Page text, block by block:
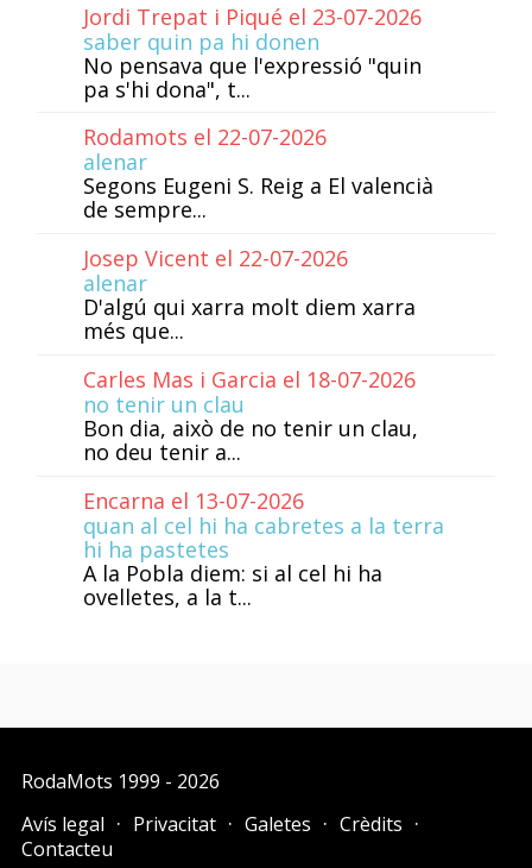
Jordi Trepat i Piqué el 23-07-2026
saber quin pa hi donen
No pensava que l'expressió "quin
pa s'hi dona", t...
Rodamots el 22-07-2026
alenar
Segons Eugeni S. Reig a El valencià
de sempre...
Josep Vicent el 22-07-2026
alenar
D'algú qui xarra molt diem xarra
més que...
Carles Mas i Garcia el 18-07-2026
no tenir un clau
Bon dia, això de no tenir un clau,
no deu tenir a...
Encarna el 13-07-2026
quan al cel hi ha cabretes a la terra
hi ha pastetes
A la Pobla diem: si al cel hi ha
ovelletes, a la t...
RodaMots 1999 - 2026
Avís legal
Privacitat Galetes
Crèdits
Contacteu